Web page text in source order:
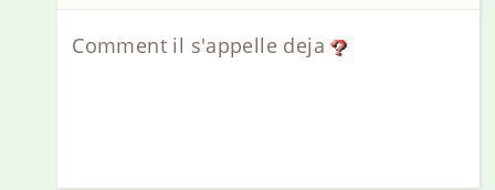
Comment il s'appelle deja